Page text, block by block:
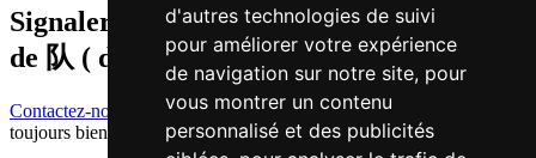
d'autres technologies de suivi
pour améliorer votre expérience
de navigation sur notre site, pour
vous montrer un contenu
personnalisé et des publicités
Signaler traduction fausse ou manquante
de 队 ( deoi / deoi6 )
Contactez-nous!
Votre feedback et critique constructive seront
toujours bienvenus.